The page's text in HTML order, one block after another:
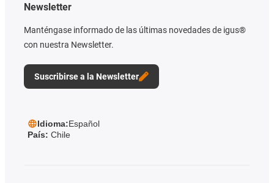
Newsletter
Manténgase informado de las últimas novedades de igus®
con nuestra Newsletter.
Suscribirse a la Newsletter
Idioma:Español
País: Chile